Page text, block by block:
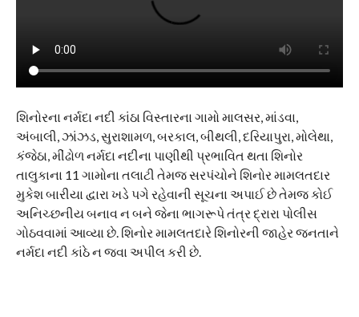
શિનોરના નર્મદા નદી કાંઠા વિસ્તારના ગામો માલસર, માંડવા,
અંબાલી, ઝાંઝડ, સુરાશામળ, બરકાલ, બીથલી, દરિયાપુરા, મોલેથા,
કંજેઠા, મીંઢોળ નર્મદા નદીના પાણીથી પ્રભાવિત થતા શિનોર
તાલુકાના 11 ગામોના તલાટી તેમજ સરપંચોને શિનોર મામલતદાર
મુકેશ બારીયા દ્વારા ખડે પગે રહેવાની સૂચના અપાઈ છે તેમજ કોઈ
અનિચ્છનીય બનાવ ન બને જેના ભાગરૂપે તંત્ર દ્રારા પોલીસ
ગોઠવવામાં આવ્યા છે. શિનોર મામલતદારે શિનોરની જાહેર જનતાને
નર્મદા નદી કાંઠે ન જવા અપીલ કરી છે.